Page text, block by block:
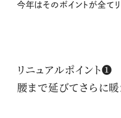
今年はそのポイントが全て
リニュアルポイント❶
腰まで延びてさらに暖